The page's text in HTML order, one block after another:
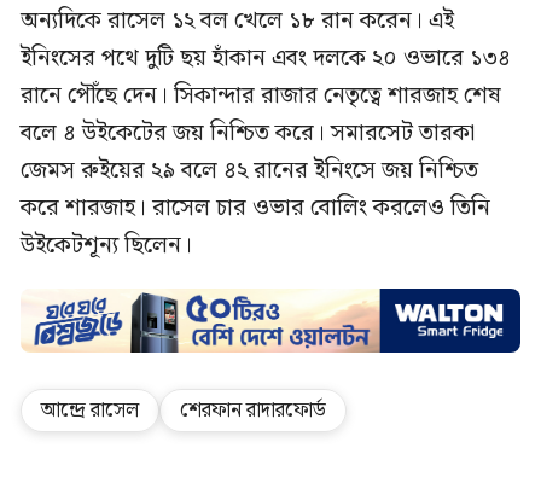
অন্যদিকে রাসেল ১২ বল খেলে ১৮ রান করেন। এই
ইনিংসের পথে দুটি ছয় হাঁকান এবং দলকে ২০ ওভারে ১৩৪
রানে পৌঁছে দেন। সিকান্দার রাজার নেতৃত্বে শারজাহ শেষ
বলে ৪ উইকেটের জয় নিশ্চিত করে। সমারসেট তারকা
জেমস রুইয়ের ২৯ বলে ৪২ রানের ইনিংসে জয় নিশ্চিত
করে শারজাহ। রাসেল চার ওভার বোলিং করলেও তিনি
উইকেটশূন্য ছিলেন।
আন্দ্রে রাসেল শেরফান রাদারফোর্ড